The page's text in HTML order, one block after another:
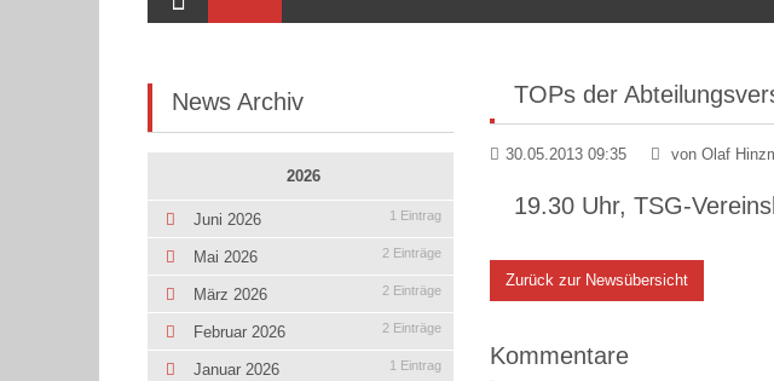
TOPs der
30.05.2013 09:35 von Olaf
19.30 Uhr, TSG-
Zurück zur Newsübersicht
Kommentare
News Archiv
2026
Juni 2026 1 Eintrag
Mai 2026 2 Einträge
März 2026 2 Einträge
Februar 2026 2 Einträge
Januar 2026 1 Eintrag